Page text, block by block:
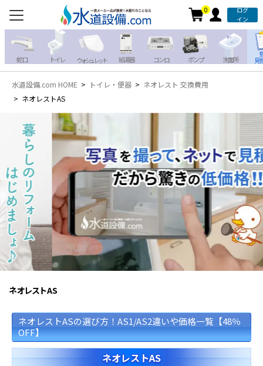
0
ログ
イン
蛇 口 トイレ ウォシュレット 給湯器 コンロ ポンプ 洗面所 見
お電話での注文・お見積も
承っております!!
携帯電話から
写真を送る
蛇 口
ウォシュレッ
ト
給湯器 コンロ
ポンプ 洗面台
水道設備.com HOME トイレ・便器
ネオレスト 交換費用
ネオレストAS
ネオレストAS
ネオレストASの選び方！AS1/AS2違いや価格一覧【48％
OFF】
ネオレストAS